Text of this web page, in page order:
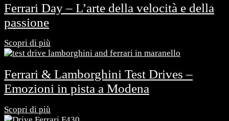
Ferrari Day – L’arte della velocità e della
passione
Scopri di più
Ferrari & Lamborghini Test Drives –
Emozioni in pista a Modena
Scopri di più